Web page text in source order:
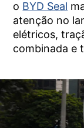
o BYD Seal
atenção no
elétricos,
combinada e